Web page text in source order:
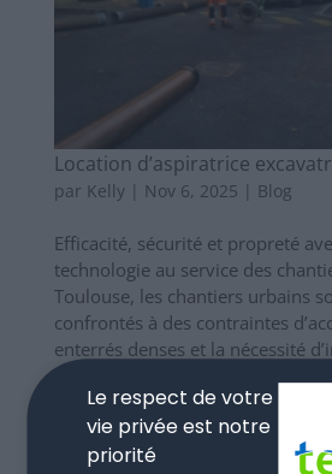
Le respect de votre
vie privée est notre
priorité
Location d’aspiratrice
par Kelly| Nov 6, 2025 | Blog
Efficacité, sécurité et propreté
technologie au service des
Toulouse, les chantiers urbains
confrontés à des contraintes
enterrés denses et la nécessité
rapidement tout en...
Lire la suite